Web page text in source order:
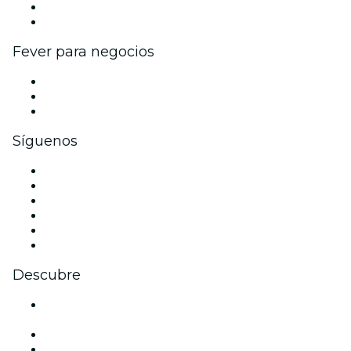
Fever para negocios
Síguenos
Descubre